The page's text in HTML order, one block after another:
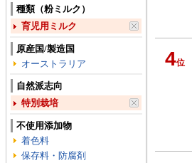
4位
種類（粉ミルク）
育児用ミルク
原産国/製造国
オーストラリア
自然派志向
特別栽培
不使用添加物
着色料
保存料・防腐剤